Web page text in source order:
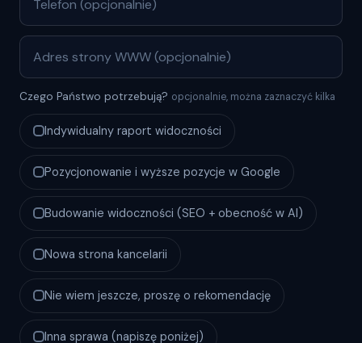
Czego Państwo potrzebują? opcjonalnie, można zaznaczyć kilka
Indywidualny raport widoczności
Pozycjonowanie i wyższe pozycje w Google
Budowanie widoczności (SEO + obecność w AI)
Nowa strona kancelarii
Nie wiem jeszcze, proszę o rekomendację
Inna sprawa (napiszę poniżej)